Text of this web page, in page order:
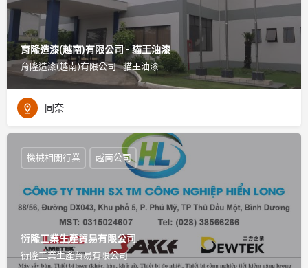
育隆造漆(越南)有限公司 - 貓王油漆
育隆造漆(越南)有限公司 - 貓王油漆
同奈
衍隆工業生產貿易有限公司
衍隆工業生產貿易有限公司
機械相關行業 越南公司